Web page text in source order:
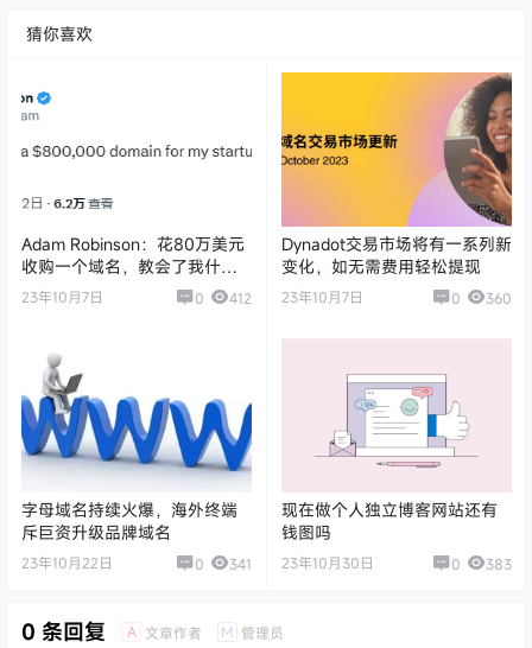
猜你喜欢
Adam Robinson：花80万美元
收购一个域名，教会了我什
么？
23年10月7日 0 412
Dynadot交易市场将有一系列新
变化，如无需费用轻松提现
23年10月7日 0 360
字母域名持续火爆，海外终端
斥巨资升级品牌域名
23年10月22日 0 341
现在做个人独立博客网站还有
钱图吗
23年10月30日 0 383
0 条回复 A 文章作者 M 管理员